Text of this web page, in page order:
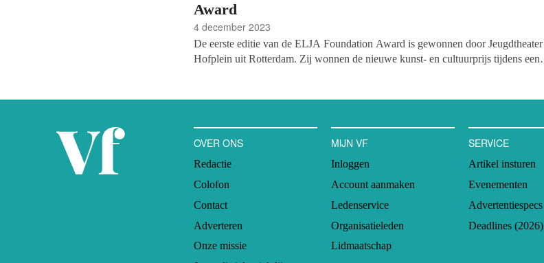
Award
4 december 2023
De eerste editie van de ELJA Foundation Award is gewonnen door Jeugdtheater
Hofplein uit Rotterdam. Zij wonnen de nieuwe kunst- en cultuurprijs tijdens een
OVER ONS
Redactie
Colofon
Contact
Adverteren
Onze missie
MIJN VF
Inloggen
Account aanmaken
Ledenservice
Organisatieleden
Lidmaatschap
SERVICE
Artikel insturen
Evenementen
Advertentiespecs
Deadlines (2026)